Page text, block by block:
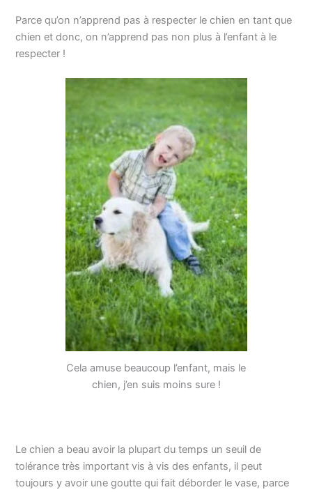
Parce qu’on n’apprend pas à respecter le chien en tant que
chien et donc, on n’apprend pas non plus à l’enfant à le
respecter !
Cela amuse beaucoup l’enfant, mais le
chien, j’en suis moins sure !
Le chien a beau avoir la plupart du temps un seuil de
tolérance très important vis à vis des enfants, il peut
toujours y avoir une goutte qui fait déborder le vase, parce